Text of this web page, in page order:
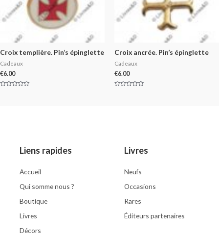
Croix templière. Pin’s épinglette
Cadeaux
€6.00
Croix ancrée. Pin’s épinglette
Cadeaux
€6.00
Liens rapides
Accueil
Qui somme nous ?
Boutique
Livres
Décors
Livres
Neufs
Occasions
Rares
Éditeurs partenaires